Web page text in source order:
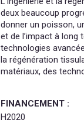
deux beaucoup
donner un poisson,
et de l’impact à long
technologies
la régénération
matériaux, des
FINANCEMENT :
H2020